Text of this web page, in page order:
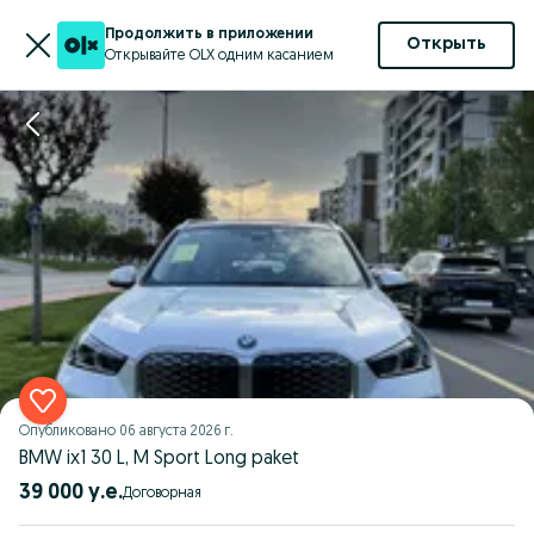
Продолжить в приложении
Открывайте OLX одним касанием
Открыть
Опубликовано 06 августа 2026 г.
BMW ix1 30 L, M Sport Long paket
39 000 у.е. Договорная